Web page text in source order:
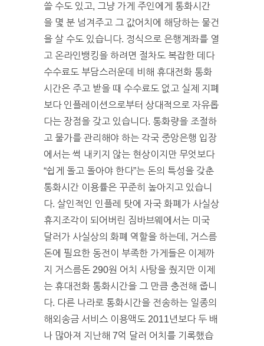
쓸 수도 있고, 그냥 가게 주인에게 통화시간
을 몇 분 넘겨주고 그 값어치에 해당하는 물건
을 살 수도 있습니다. 정식으로 은행계좌를 열
고 온라인뱅킹을 하려면 절차도 복잡한 데다
수수료도 부담스러운데 비해 휴대전화 통화
시간은 주고 받을 때 수수료도 없고 실제 지폐
보다 인플레이션으로부터 상대적으로 자유롭
다는 장점을 갖고 있습니다. 통화량을 조절하
고 물가를 관리해야 하는 각국 중앙은행 입장
에서는 썩 내키지 않는 현상이지만 무엇보다
“쉽게 돌고 돌아야 한다”는 돈의 특성을 갖춘
통화시간 이용률은 꾸준히 높아지고 있습니
다. 살인적인 인플레 탓에 자국 화폐가 사실상
휴지조각이 되어버린 짐바브웨에서는 미국
달러가 사실상의 화폐 역할을 하는데, 거스름
돈에 필요한 동전이 부족한 가게들은 이제까
지 거스름돈 290원 어치 사탕을 줬지만 이제
는 휴대전화 통화시간을 그 만큼 충전해 줍니
다. 다른 나라로 통화시간을 전송하는 일종의
해외송금 서비스 이용액도 2011년보다 두 배
나 많아져 지난해 7억 달러 어치를 기록했습